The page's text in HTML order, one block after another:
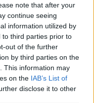
note that after your
continue seeing
information utilized by
to third parties prior to
out of the further
by third parties on the
This information may
on the IAB’s List of
disclose it to other